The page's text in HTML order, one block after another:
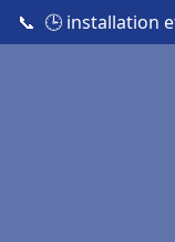
📞 🕒 installation